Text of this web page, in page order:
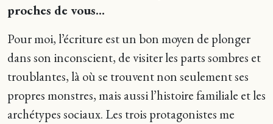
proches de vous…
Pour moi, l’écriture est un bon moyen de plonger
dans son inconscient, de visiter les parts sombres et
troublantes, là où se trouvent non seulement ses
propres monstres, mais aussi l’histoire familiale et les
archétypes sociaux. Les trois protagonistes me